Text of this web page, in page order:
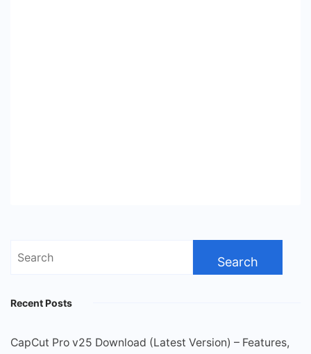
Search
Recent Posts
CapCut Pro v25 Download (Latest Version) – Features,